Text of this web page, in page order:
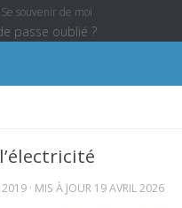
Se souvenir de moi
passe oublié ?
2019 · MIS À JOUR 19 AVRIL 2026